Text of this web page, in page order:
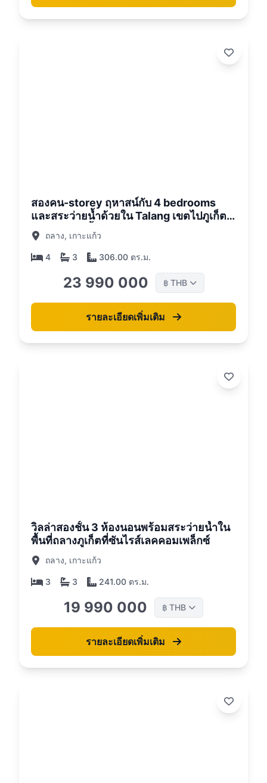
สองคน-storey ฤหาสน์กับ 4 bedrooms
และสระว่ายน้ำด้วยใน Talang เขตไปภูเก็ต
ตอนอาทิตย์ขึ้นริมทะเลสาบซับซ้อน
ถลาง, เกาะแก้ว
4 3 306.00 ตร.ม.
23 990 000 ฿ THB
รายละเอียดเพิ่มเติม
วิลล่าสองชั้น 3 ห้องนอนพร้อมสระว่ายน้ำใน
พื้นที่ถลางภูเก็ตที่ซันไรส์เลคคอมเพล็กซ์
ถลาง, เกาะแก้ว
3 3 241.00 ตร.ม.
19 990 000 ฿ THB
รายละเอียดเพิ่มเติม